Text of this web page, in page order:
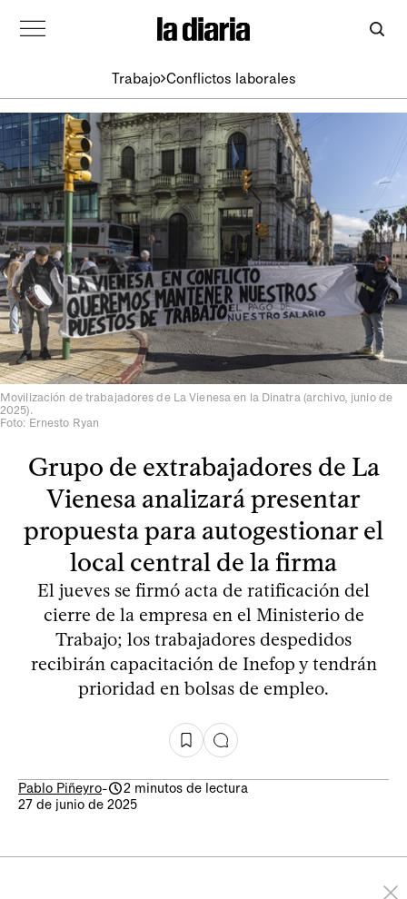
Trabajo Conflictos laborales
Movilización de trabajadores de La Vienesa en la Dinatra (archivo, junio de
2025).
Foto: Ernesto Ryan
Grupo de extrabajadores de La
Vienesa analizará presentar
propuesta para autogestionar el
local central de la firma
El jueves se firmó acta de ratificación del
cierre de la empresa en el Ministerio de
Trabajo; los trabajadores despedidos
recibirán capacitación de Inefop y tendrán
prioridad en bolsas de empleo.
Pablo Piñeyro-
2 minutos de lectura
27 de junio de 2025